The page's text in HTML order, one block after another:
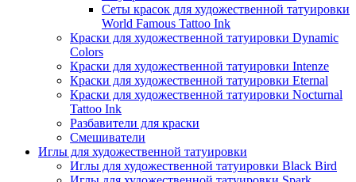
Сеты красок для художественной татуировки
World Famous Tattoo Ink
Краски для художественной татуировки Dynamic
Colors
Краски для художественной татуировки Intenze
Краски для художественной татуировки Eternal
Краски для художественной татуировки Nocturnal
Tattoo Ink
Разбавители для краски
Смешиватели
Иглы для художественной татуировки
Иглы для художественной татуировки Black Bird